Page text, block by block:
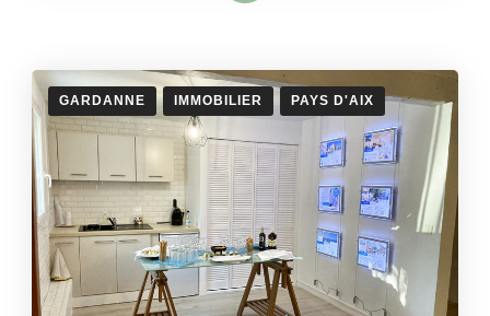
GARDANNE IMMOBILIER PAYS D'AIX